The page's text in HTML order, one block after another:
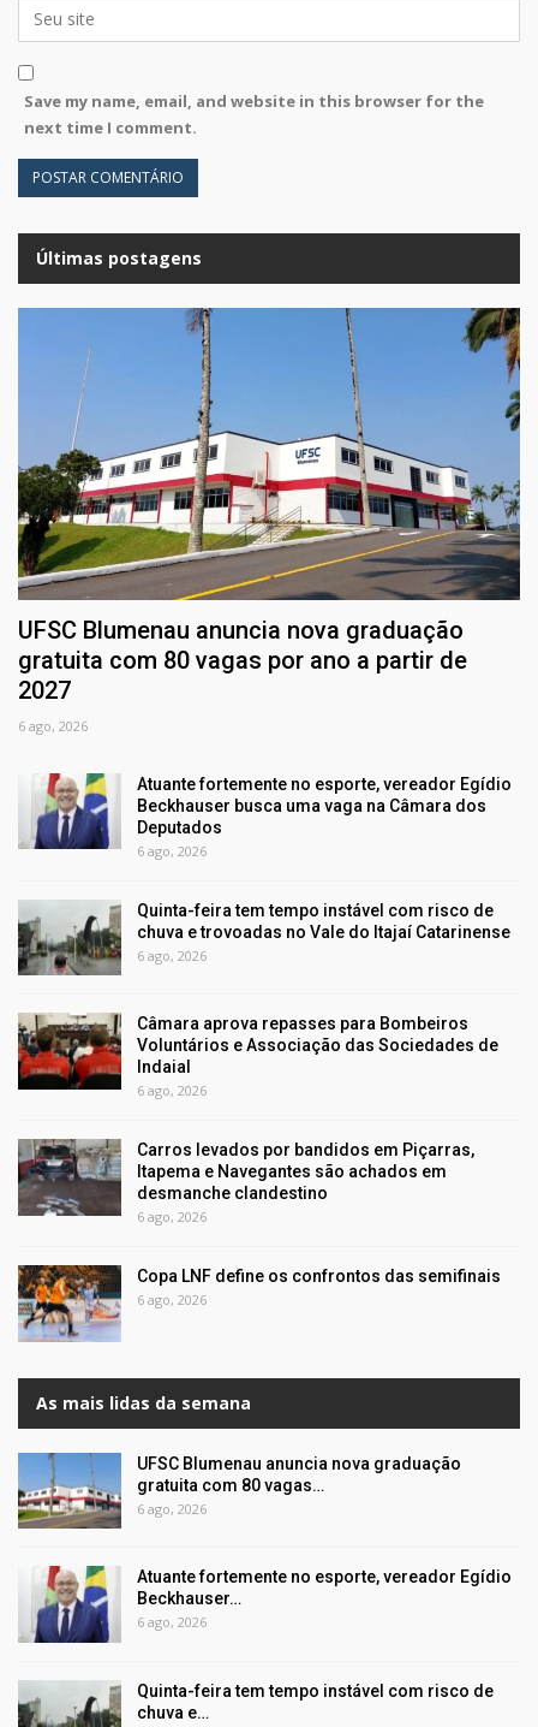
Save my name, email, and website in this browser for the
next time I comment.
Últimas postagens
UFSC Blumenau anuncia nova graduação
gratuita com 80 vagas por ano a partir de
2027
6 ago, 2026
Atuante fortemente no esporte, vereador Egídio
Beckhauser busca uma vaga na Câmara dos
Deputados
6 ago, 2026
Quinta-feira tem tempo instável com risco de
chuva e trovoadas no Vale do Itajaí Catarinense
6 ago, 2026
Câmara aprova repasses para Bombeiros
Voluntários e Associação das Sociedades de
Indaial
6 ago, 2026
Carros levados por bandidos em Piçarras,
Itapema e Navegantes são achados em
desmanche clandestino
6 ago, 2026
Copa LNF define os confrontos das semifinais
6 ago, 2026
As mais lidas da semana
UFSC Blumenau anuncia nova graduação
gratuita com 80 vagas…
6 ago, 2026
Atuante fortemente no esporte, vereador Egídio
Beckhauser…
6 ago, 2026
Quinta-feira tem tempo instável com risco de
chuva e…